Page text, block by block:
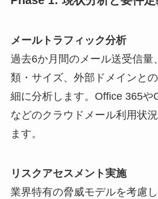
メールトラフィック分析
過去6か月間のメール送受信量
類・サイズ、外部ドメインと
細に分析します。Office 365や
などのクラウドメール利用状
ます。
リスクアセスメント実施
業界特有の脅威モデルを考慮